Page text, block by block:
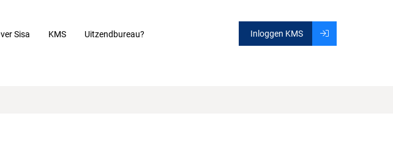
Sisa KMS Uitzendbureau? Inloggen KMS